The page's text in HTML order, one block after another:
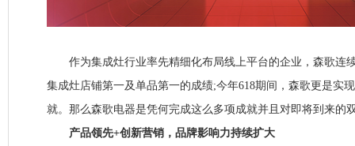
作为集成灶行业率先精细化布局线上平台的企业，森歌连
集成灶店铺第一及单品第一的成绩;今年618期间，森歌更是实
就。那么森歌电器是凭何完成这么多项成就并且对即将到来的
产品领先+创新营销，品牌影响力持续扩大